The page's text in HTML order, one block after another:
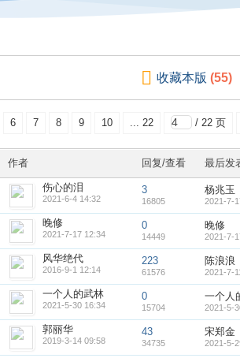
收藏本版 (55)
6 7 8 9 10 ... 22 / 22 页
作者 回复/查看 最后发
伤心的泪
2021-6-4 14:32
3
16805
杨兆玉
2021-7-
晚修
2021-7-17 12:34
0
14449
晚修
2021-7-
风华绝代
2016-9-1 12:14
223
61576
陈浪浪
2021-7-
一个人的武林
2021-5-30 16:34
0
15704
一个人
2021-5-
郭丽华
2019-3-14 09:58
43
34735
宋郑金
2021-5-